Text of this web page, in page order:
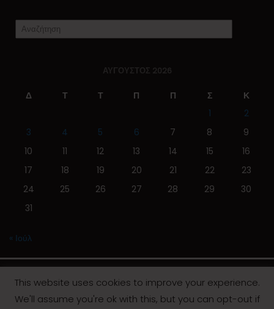
ΑΎΓΟΥΣΤΟΣ 2026
Δ Τ Τ Π Π Σ
Κ
1
2
3
4 5 6 7 8
9
10
11 12 13 14 15
16
17
18 19 20 21 22
23
24
25 26 27 28 29
30
31
« Ιούλ
This website uses cookies to improve your experience.
We'll assume you're ok with this, but you can opt-out if